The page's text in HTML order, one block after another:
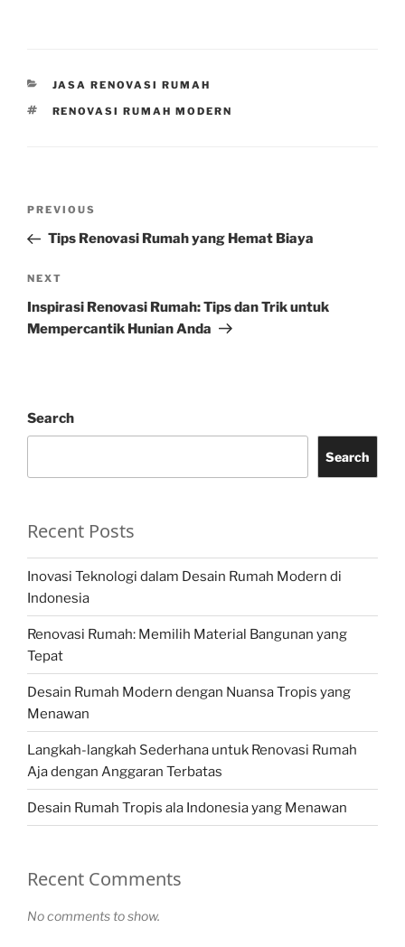
CATEGORIES
JASA RENOVASI RUMAH
TAGS
RENOVASI RUMAH MODERN
Previous
Post
PREVIOUS
Tips Renovasi Rumah yang Hemat Biaya
Next
Post
NEXT
Inspirasi Renovasi Rumah: Tips dan Trik untuk
Mempercantik Hunian Anda
Search
Search
Recent Posts
Inovasi Teknologi dalam Desain Rumah Modern di
Indonesia
Renovasi Rumah: Memilih Material Bangunan yang
Tepat
Desain Rumah Modern dengan Nuansa Tropis yang
Menawan
Langkah-langkah Sederhana untuk Renovasi Rumah
Aja dengan Anggaran Terbatas
Desain Rumah Tropis ala Indonesia yang Menawan
Recent Comments
No comments to show.